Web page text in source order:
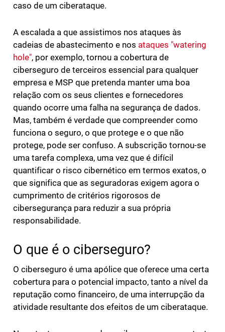
caso de um ciberataque.
A escalada a que assistimos nos ataques às
cadeias de abastecimento e nos ataques "watering
hole", por exemplo, tornou a cobertura de
ciberseguro de terceiros essencial para qualquer
empresa e MSP que pretenda manter uma boa
relação com os seus clientes e fornecedores
quando ocorre uma falha na segurança de dados.
Mas, também é verdade que compreender como
funciona o seguro, o que protege e o que não
protege, pode ser confuso. A subscrição tornou-se
uma tarefa complexa, uma vez que é difícil
quantificar o risco cibernético em termos exatos, o
que significa que as seguradoras exigem agora o
cumprimento de critérios rigorosos de
cibersegurança para reduzir a sua própria
responsabilidade.
O que é o ciberseguro?
O ciberseguro é uma apólice que oferece uma certa
cobertura para o potencial impacto, tanto a nível da
reputação como financeiro, de uma interrupção da
atividade resultante dos efeitos de um ciberataque.